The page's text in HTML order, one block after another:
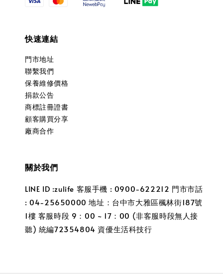
快速連結
門市地址
聯繫我們
保養維修價格
捐款公告
商標註冊證書
顧客購買分享
廠商合作
關於我們
LINE ID :zulife 客服手機 : 0900-622212 門市市話
: 04-25650000 地址：台中市大雅區楓林街187號
1樓 客服時段 9：00 ~ 17：00 (非客服時段無人接
聽) 統編72354804 資優生活科技行